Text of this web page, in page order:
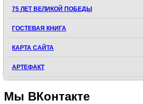
75 ЛЕТ ВЕЛИКОЙ ПОБЕДЫ
ГОСТЕВАЯ КНИГА
КАРТА САЙТА
АРТЕФАКТ
Мы ВКонтакте